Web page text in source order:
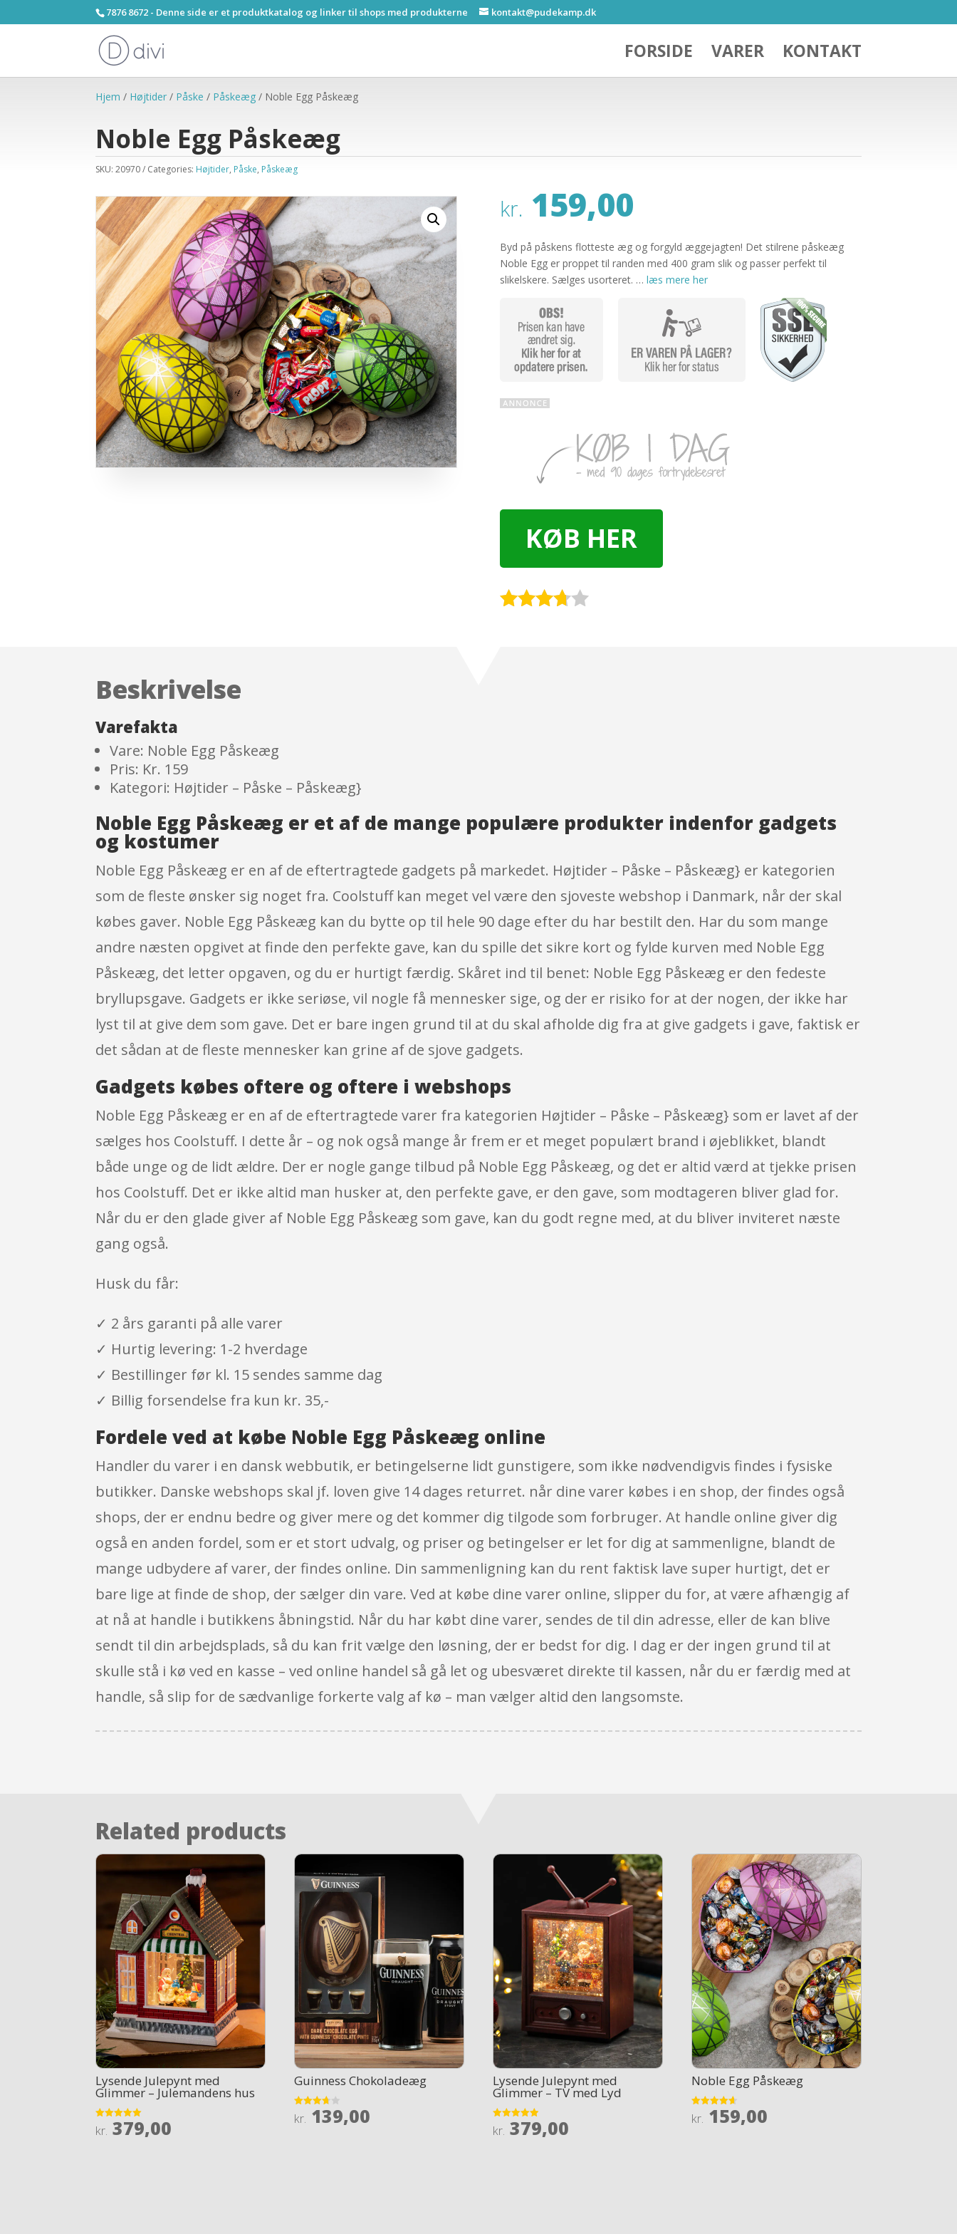
7876 8672 - Denne side er et produktkatalog og linker til shops med produkterne kontakt@pudekamp.dk
FORSIDE VARER KONTAKT
Hjem / Højtider / Påske / Påskeæg / Noble Egg Påskeæg
Noble Egg Påskeæg
SKU:20970 Categories: Højtider, Påske, Påskeæg
kr. 159,00
Byd på påskens flotteste æg og forgyld æggejagten! Det stilrene påskeæg
Noble Egg er proppet til randen med 400 gram slik og passer perfekt til
slikelskere. Sælges usorteret. … læs mere her
KØB HER
Beskrivelse
Varefakta
Vare: Noble Egg Påskeæg
Pris: Kr. 159
Kategori: Højtider – Påske – Påskeæg}
Noble Egg Påskeæg er et af de mange populære produkter indenfor gadgets
og kostumer
Noble Egg Påskeæg er en af de eftertragtede gadgets på markedet. Højtider – Påske – Påskeæg} er kategorien
som de fleste ønsker sig noget fra. Coolstuff kan meget vel være den sjoveste webshop i Danmark, når der skal
købes gaver. Noble Egg Påskeæg kan du bytte op til hele 90 dage efter du har bestilt den. Har du som mange
andre næsten opgivet at finde den perfekte gave, kan du spille det sikre kort og fylde kurven med Noble Egg
Påskeæg, det letter opgaven, og du er hurtigt færdig. Skåret ind til benet: Noble Egg Påskeæg er den fedeste
bryllupsgave. Gadgets er ikke seriøse, vil nogle få mennesker sige, og der er risiko for at der nogen, der ikke har
lyst til at give dem som gave. Det er bare ingen grund til at du skal afholde dig fra at give gadgets i gave, faktisk er
det sådan at de fleste mennesker kan grine af de sjove gadgets.
Gadgets købes oftere og oftere i webshops
Noble Egg Påskeæg er en af de eftertragtede varer fra kategorien Højtider – Påske – Påskeæg} som er lavet af der
sælges hos Coolstuff. I dette år – og nok også mange år frem er et meget populært brand i øjeblikket, blandt
både unge og de lidt ældre. Der er nogle gange tilbud på Noble Egg Påskeæg, og det er altid værd at tjekke prisen
hos Coolstuff. Det er ikke altid man husker at, den perfekte gave, er den gave, som modtageren bliver glad for.
Når du er den glade giver af Noble Egg Påskeæg som gave, kan du godt regne med, at du bliver inviteret næste
gang også.
Husk du får:
✓ 2 års garanti på alle varer
✓ Hurtig levering: 1-2 hverdage
✓ Bestillinger før kl. 15 sendes samme dag
✓ Billig forsendelse fra kun kr. 35,-
Fordele ved at købe Noble Egg Påskeæg online
Handler du varer i en dansk webbutik, er betingelserne lidt gunstigere, som ikke nødvendigvis findes i fysiske
butikker. Danske webshops skal jf. loven give 14 dages returret. når dine varer købes i en shop, der findes også
shops, der er endnu bedre og giver mere og det kommer dig tilgode som forbruger. At handle online giver dig
også en anden fordel, som er et stort udvalg, og priser og betingelser er let for dig at sammenligne, blandt de
mange udbydere af varer, der findes online. Din sammenligning kan du rent faktisk lave super hurtigt, det er
bare lige at finde de shop, der sælger din vare. Ved at købe dine varer online, slipper du for, at være afhængig af
at nå at handle i butikkens åbningstid. Når du har købt dine varer, sendes de til din adresse, eller de kan blive
sendt til din arbejdsplads, så du kan frit vælge den løsning, der er bedst for dig. I dag er der ingen grund til at
skulle stå i kø ved en kasse – ved online handel så gå let og ubesværet direkte til kassen, når du er færdig med at
handle, så slip for de sædvanlige forkerte valg af kø – man vælger altid den langsomste.
Related products
Lysende Julepynt med
Glimmer – Julemandens hus
Rated
5
kr. 379,00
Guinness Chokoladeæg
Rated
3.7
kr. 139,00
Lysende Julepynt med
Glimmer – TV med Lyd
Rated
4.9
kr. 379,00
Noble Egg Påskeæg
Rated
4.6
kr. 159,00